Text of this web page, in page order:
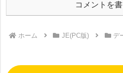
コメントを
ホーム JE(PC版) デ